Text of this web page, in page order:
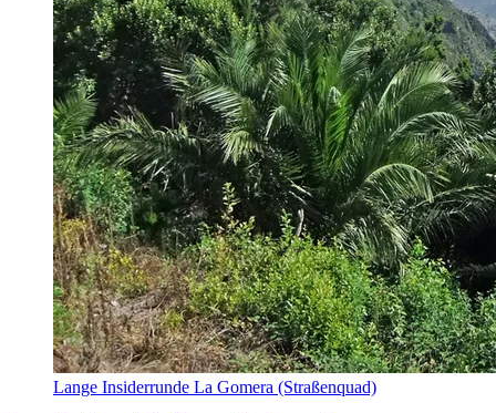
Lange Insiderrunde La Gomera (Straßenquad)